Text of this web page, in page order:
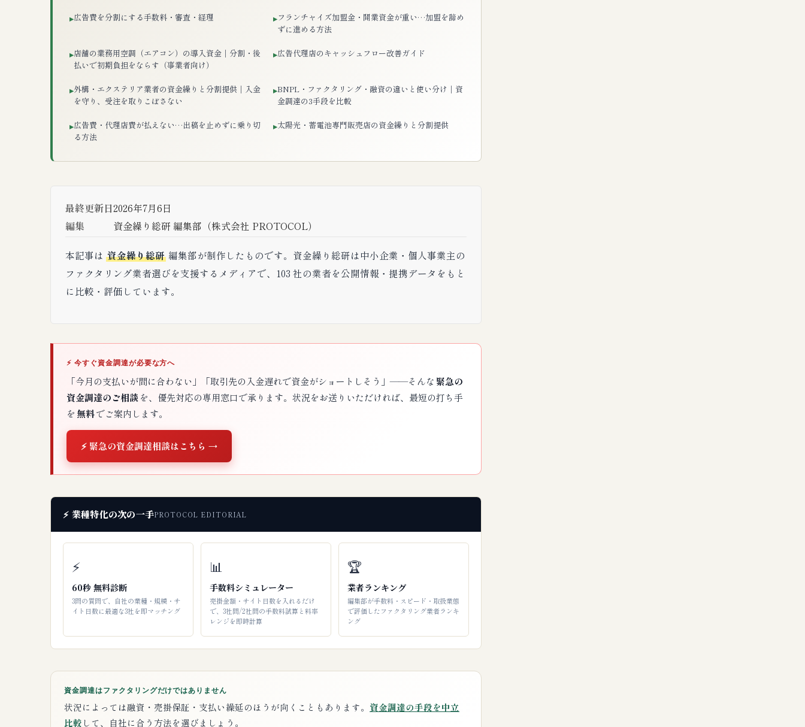
▸広告費を分割にする手数料・審査・経理 ▸フランチャイズ加盟金・開業資金が重い…加盟を諦め
ずに進める方法
▸店舗の業務用空調（エアコン）の導入資金｜分割・後
払いで初期負担をならす（事業者向け）
▸広告代理店のキャッシュフロー改善ガイド
▸外構・エクステリア業者の資金繰りと分割提供｜入金
を守り、受注を取りこぼさない
▸BNPL・ファクタリング・融資の違いと使い分け｜資
金調達の3手段を比較
▸広告費・代理店費が払えない…出稿を止めずに乗り切
る方法
▸太陽光・蓄電池専門販売店の資金繰りと分割提供
最終更新日2026年7月6日
編集
資金繰り総研 編集部（株式会社 PROTOCOL）
本記事は 資金繰り総研編集部が制作したものです。資金繰り総研は中小企業・個人事業主の
ファクタリング業者選びを支援するメディアで、103 社の業者を公開情報・提携データをもと
に比較・評価しています。
⚡ 今すぐ資金調達が必要な方へ
「今月の支払いが間に合わない」「取引先の入金遅れで資金がショートしそう」——そんな 緊急の
資金調達のご相談を、優先対応の専用窓口で承ります。状況をお送りいただければ、最短の打ち手
を 無料でご案内します。
⚡ 緊急の資金調達相談はこちら →
⚡ 業種特化の次の一手PROTOCOL EDITORIAL
⚡
60秒 無料診断
3問の質問で、自社の業種・規模・サ
イト日数に最適な3社を即マッチング
📊
手数料シミュレーター
売掛金額・サイト日数を入れるだけ
で、3社間/2社間の手数料試算と料率
レンジを即時計算
🏆
業者ランキング
編集部が手数料・スピード・取扱業態
で評価したファクタリング業者ランキ
ング
資金調達はファクタリングだけではありません
状況によっては融資・売掛保証・支払い繰延のほうが向くこともあります。 資金調達の手段を中立
比較して、自社に合う方法を選びましょう。